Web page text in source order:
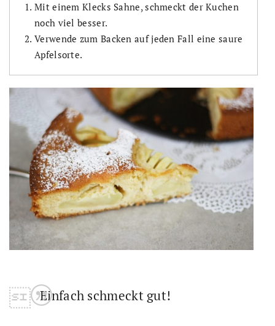
Mit einem Klecks Sahne, schmeckt der Kuchen
noch viel besser.
Verwende zum Backen auf jeden Fall eine saure
Apfelsorte.
Einfach schmeckt gut!